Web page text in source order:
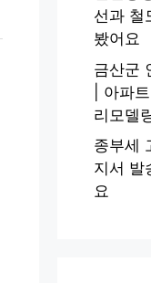
선과 철
봤어요
금산군
| 아파
리모델
종부세
지서 발
요